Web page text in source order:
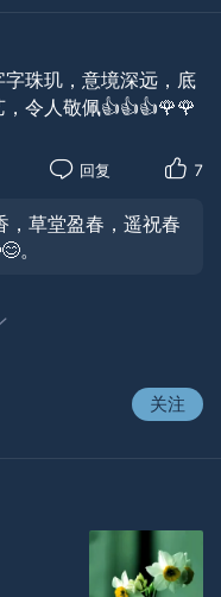
音书。
。
岐。向天织绮怆然
。
珠玑，意境深远，底
令人敬佩👍👍👍🌹🌹
回复 7
，草堂盈春，遥祝春
。
关注